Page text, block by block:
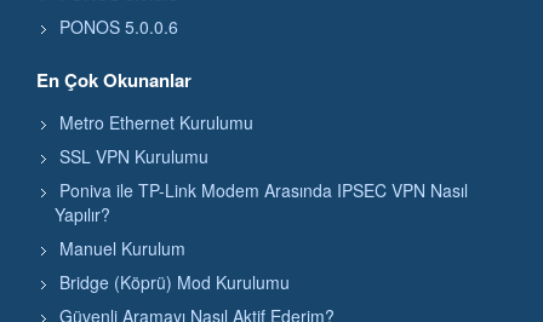
PONOS 5.0.0.6
En Çok Okunanlar
Metro Ethernet Kurulumu
SSL VPN Kurulumu
Poniva ile TP-Link Modem Arasında IPSEC VPN Nasıl
Yapılır?
Manuel Kurulum
Bridge (Köprü) Mod Kurulumu
Güvenli Aramayı Nasıl Aktif Ederim?